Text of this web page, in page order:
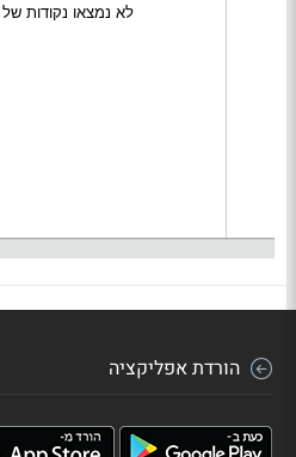
הורדת אפליקציה